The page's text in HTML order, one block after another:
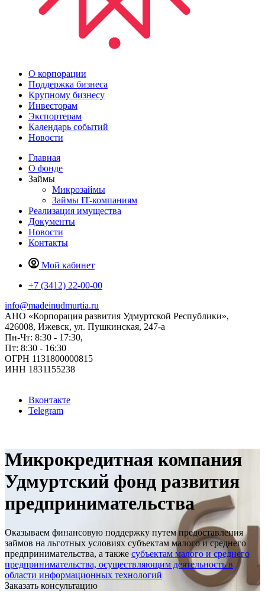
О корпорации
Поддержка бизнеса
Крупному бизнесу
Инвесторам
Экспортерам
Календарь событий
Новости
Главная
О фонде
Займы
Микрозаймы
Займы IT-компаниям
Реализация имущества
Документы
Новости
Контакты
Мой кабинет
+7 (3412) 22-00-00
info@madeinudmurtia.ru
АНО «Корпорация развития Удмуртской Республики»,
426008, Ижевск, ул. Пушкинская, 247-а
Пн-Чт: 8:30 - 17:30,
Пт: 8:30 - 16:30
ОГРН 1131800000815
ИНН 1831155238
Вконтакте
Telegram
Микрокредитная компания
Удмуртский фонд развития
предпринимательства
Оказываем финансовую поддержку путем предоставления
займов на льготных условиях субъектам малого и среднего
предпринимательства, а также субъектам малого и среднего
предпринимательства, осуществляющим деятельность в
области информационных технологий
Заказать консультацию